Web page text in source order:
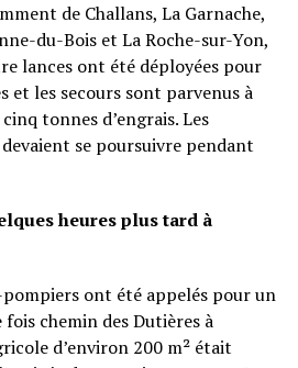
de Challans, La Garnache,
du-Bois et La Roche-sur-Yon,
lances ont été déployées pour
et les secours sont parvenus à
tonnes d’engrais. Les
se poursuivre pendant
heures plus tard à
pompiers ont été appelés pour un
chemin des Dutières à
d’environ 200 m² était